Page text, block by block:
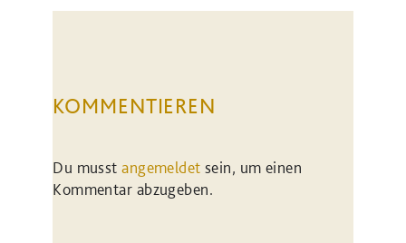
KOMMENTIEREN
Du musstangemeldet sein, um einen
Kommentar abzugeben.